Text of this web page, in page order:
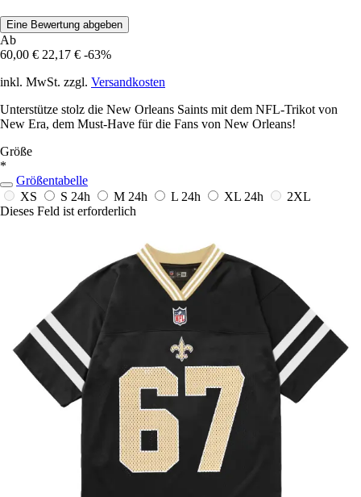
Eine Bewertung abgeben
Ab
60,00 € 22,17 € -63%
inkl. MwSt. zzgl. Versandkosten
Unterstütze stolz die New Orleans Saints mit dem NFL-Trikot von
New Era, dem Must-Have für die Fans von New Orleans!
Größe
*
Größentabelle
XS
S 24h M 24h L 24h XL 24h
2XL
Dieses Feld ist erforderlich